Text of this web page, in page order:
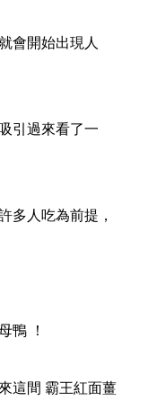
會開始出現人
引過來看了一
多人吃為前提，
鴨 ！
這間 霸王紅面薑